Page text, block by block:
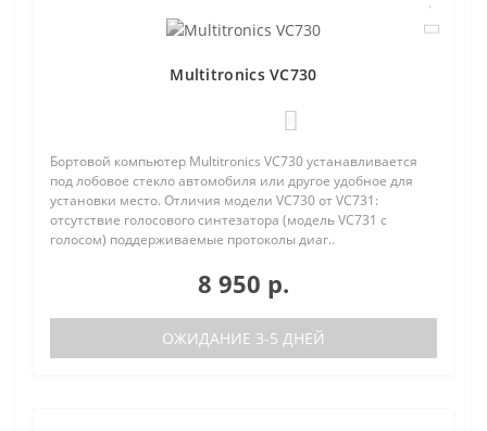
Multitronics VC730
Бортовой компьютер Multitronics VC730 устанавливается
под лобовое стекло автомобиля или другое удобное для
установки место. Отличия модели VC730 от VC731:
отсутствие голосового синтезатора (модель VC731 с
голосом) поддерживаемые протоколы диаг..
8 950 р.
ОЖИДАНИЕ 3-5 ДНЕЙ